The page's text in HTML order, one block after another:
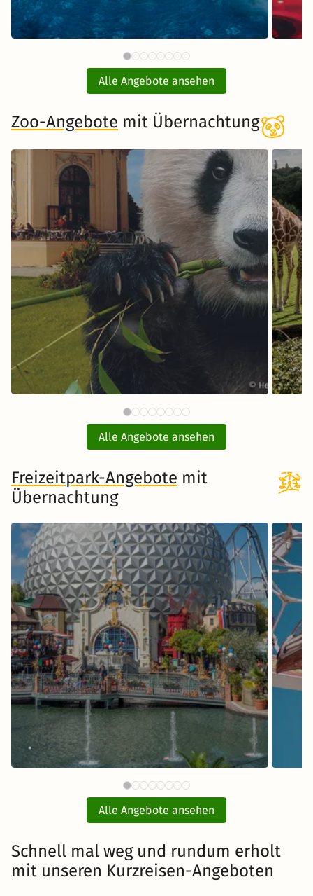
ab90 CHF
Börde Therme mit
Übernachtung
inkl. Übernachtung und Frühstück
Alle Angebote ansehen
Zoo-Angebote mit Übernachtung
ab61 CHF
Tiergarten Schönbrunn Wien
mit Hotel
inkl. Übernachtung und Frühstück
Zum Angebot
Alle Angebote ansehen
Freizeitpark-Angebote mit
Übernachtung
ab112 CHF
Europa-Park Eintritt mit Hotel
inkl. Übernachtung und Frühstück
Zum Angebot
Alle Angebote ansehen
Schnell mal weg und rundum erholt
mit unseren Kurzreisen-Angeboten